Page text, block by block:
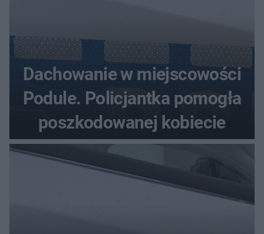
Dachowanie w miejscowości
Podule. Policjantka pomogła
poszkodowanej kobiecie